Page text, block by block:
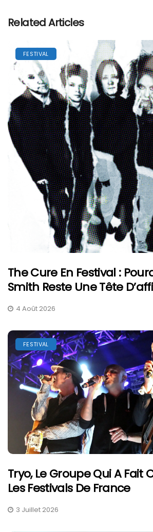
Related Articles
FESTIVAL
The Cure En Festival :
Smith Reste Une Tête
4 Août 2026
FESTIVAL
Tryo, Le Groupe Qui A Fait
Les Festivals De France
3 Juillet 2026